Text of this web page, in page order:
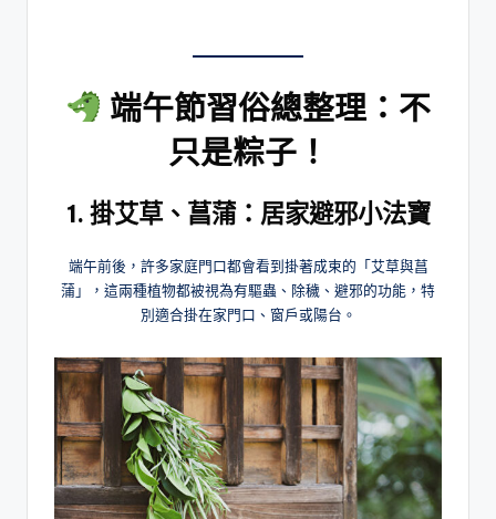
端午節習俗總整理：不
只是粽子！
1. 掛艾草、菖蒲：居家避邪小法寶
端午前後，許多家庭門口都會看到掛著成束的「艾草與菖
蒲」，這兩種植物都被視為有驅蟲、除穢、避邪的功能，特
別適合掛在家門口、窗戶或陽台。